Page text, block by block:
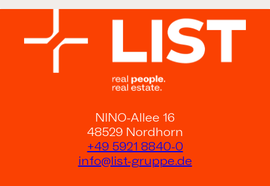
NINO-Allee 16
48529 Nordhorn
+49 5921 8840-0
info@list-gruppe.de